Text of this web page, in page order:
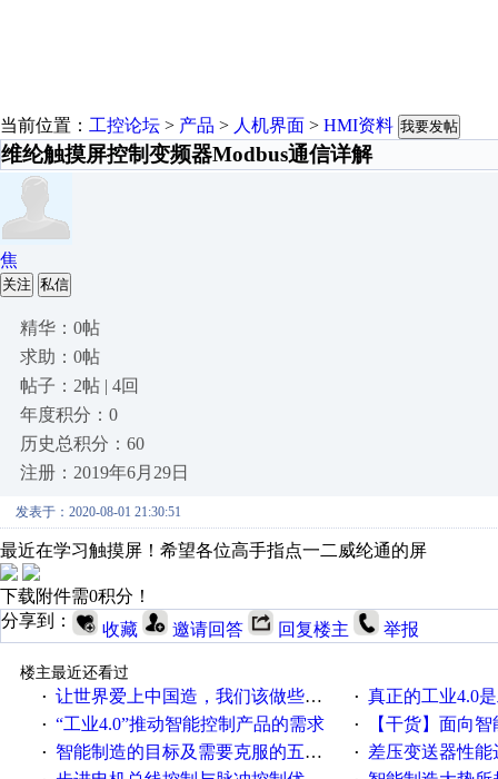
当前位置： 工控论坛 > 产品 > 人机界面 > HMI资料 我要发帖
维纶触摸屏控制变频器Modbus通信详解
焦
关注 私信
精华：0帖
求助：0帖
帖子：2帖 | 4回
年度积分：0
历史总积分：60
注册：2019年6月29日
发表于：2020-08-01 21:30:51
最近在学习触摸屏！希望各位高手指点一二威纶通的屏
下载附件需0积分！
分享到：
收藏 邀请回答 回复楼主 举报
楼主最近还看过
· 让世界爱上中国造，我们该做些什么 · 真正的工业4.0
· “工业4.0”推动智能控制产品的需求 · 【干货】面向
· 智能制造的目标及需要克服的五个障碍 · 差压变送器性能达